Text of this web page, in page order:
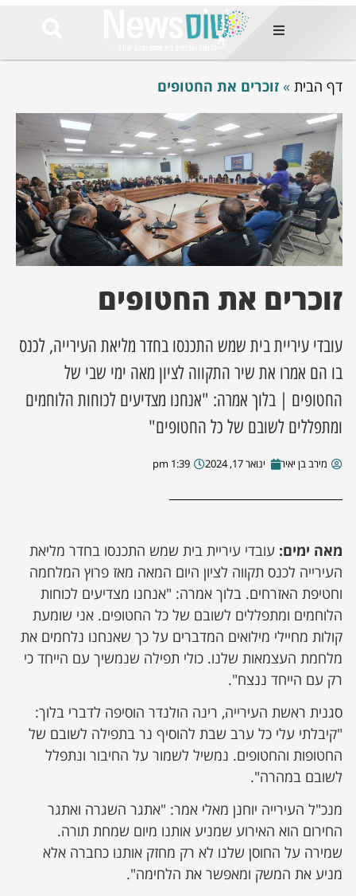
החמות
בימים
באזור
Et
odio
mauris, wisi
tortor
feugiat
ultricies
luctus, quam
mi
מסע מלחמה
השבוע
דף הבית » זוכרים את החטופים
זוכרים את החטופים
עובדי עיריית בית שמש התכנסו בחדר מליאת העירייה, לכנס
בו הם אמרו את שיר התקווה לציון מאה ימי שבי של
החטופים | בלוך אמרה: "אנחנו מצדיעים לכוחות הלוחמים
ומתפללים לשובם של כל החטופים"
מירב בן יאיר ינואר 17, 2024 1:39 pm
מאה ימים: עובדי עיריית בית שמש התכנסו בחדר מליאת
העירייה לכנס תקווה לציון היום המאה מאז פרוץ המלחמה
וחטיפת האזרחים. בלוך אמרה: "אנחנו מצדיעים לכוחות
הלוחמים ומתפללים לשובם של כל החטופים. אני שומעת
קולות מחיילי מילואים המדברים על כך שאנחנו נלחמים את
מלחמת העצמאות שלנו. כולי תפילה שנמשיך עם הייחד כי
רק עם הייחד ננצח".
סגנית ראשת העירייה, רינה הולנדר הוסיפה לדברי בלוך:
"קיבלתי עלי כל ערב שבת להוסיף נר בתפילה לשובם של
החטופות והחטופים. נמשיל לשמור על החיבור ונתפלל
לשובם במהרה".
מנכ"ל העירייה יוחנן מאלי אמר: "אתגר השגרה ואתגר
החירום הוא האירוע שמניע אותנו מיום שמחת תורה.
שמירה על החוסן שלנו לא רק מחזק אותנו כחברה אלא
מניע את המשק ומאפשר את הלחימה".